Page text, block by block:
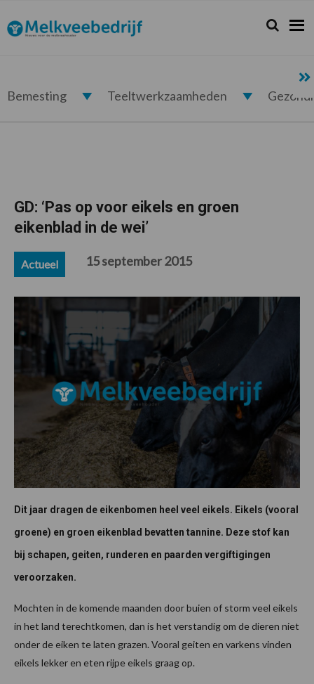
de
hoofdnavigatie
de
hoofd
de
eerste
de
voettekst
Melkveebedrijf.nl Zoeken...
Zoek
Bemesting Teeltwerkzaamheden
GD: ‘Pas op voor eikels en groen
eikenblad in de wei’
Actueel 15 september 2015
Dit jaar dragen de eikenbomen heel veel eikels. Eikels (vooral
groene) en groen eikenblad bevatten tannine. Deze stof kan
bij schapen, geiten, runderen en paarden vergiftigingen
veroorzaken.
Mochten in de komende maanden door buien of storm veel eikels
in het land terechtkomen, dan is het verstandig om de dieren niet
onder de eiken te laten grazen. Vooral geiten en varkens vinden
eikels lekker en eten rijpe eikels graag op.